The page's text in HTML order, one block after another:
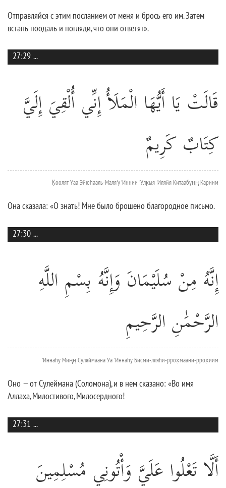
Отправляйся с этим посланием от меня и брось его им. Затем
встань поодаль и погляди, что они ответят».
27:29 ...
قَالَتْ يَا أَيُّهَا الْمَلَأُ إِنِّي أُلْقِيَ إِلَيَّ
كِتَابٌ كَرِيمٌ
К̣оолят Yаа Эйюhааль-Маля'у 'Иннии 'Улк̣ыя 'Иляйя Китаабуңң Кариим
Она сказала: «О знать! Мне было брошено благородное письмо.
27:30 ...
إِنَّهُ مِنْ سُلَيْمَانَ وَإِنَّهُ بِسْمِ اللَّهِ
الرَّحْمَٰنِ الرَّحِيمِ
'Иннаhу Миңң Суляймаана Уа 'Иннаhу Бисми-лляhи-ррох̣маани-ррох̣иим
Оно — от Сулеймана (Соломона), и в нем сказано: «Во имя
Аллаха, Милостивого, Милосердного!
27:31 ...
أَلَّا تَعْلُوا عَلَيَّ وَأْتُونِي مُسْلِمِينَ